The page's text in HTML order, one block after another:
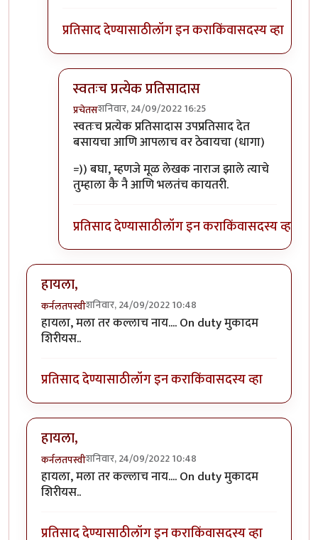
प्रतिसाद देण्यासाठीलॉग इन कराकिंवासदस्य व्हा
स्वतःच प्रत्येक प्रतिसादास
प्रचेतसशनिवार, 24/09/2022 16:25
In reply toबाकी काही नाहीbyसुरिया
स्वतःच प्रत्येक प्रतिसादास उपप्रतिसाद देत
बसायचा आणि आपलाच वर ठेवायचा (धागा)
=)) बघा, म्हणजे मूळ लेखक नाराज झाले त्याचे
तुम्हाला कै नै आणि भलतंच कायतरी.
प्रतिसाद देण्यासाठीलॉग इन कराकिंवासदस्य व्हा
हायला,
कर्नलतपस्वीशनिवार, 24/09/2022 10:48
हायला, मला तर कल्लाच नाय.... On duty मुकादम
शिरीयस..
प्रतिसाद देण्यासाठीलॉग इन कराकिंवासदस्य व्हा
हायला,
कर्नलतपस्वीशनिवार, 24/09/2022 10:48
हायला, मला तर कल्लाच नाय.... On duty मुकादम
शिरीयस..
प्रतिसाद देण्यासाठीलॉग इन कराकिंवासदस्य व्हा